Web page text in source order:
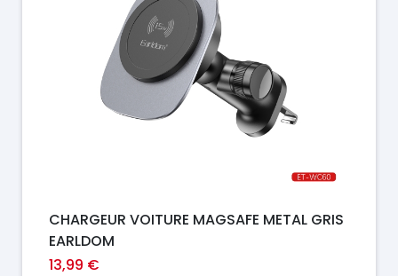
CHARGEUR VOITURE MAGSAFE METAL GRIS
EARLDOM
13,99 €